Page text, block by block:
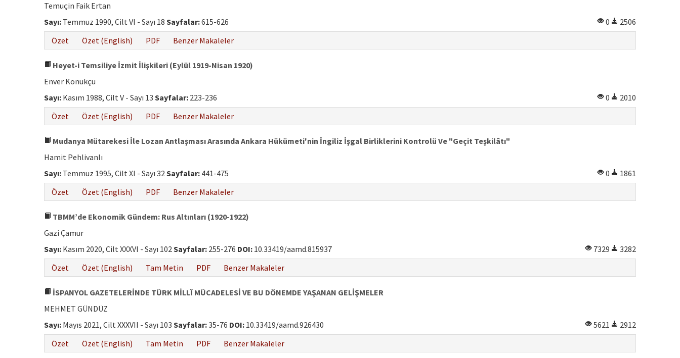
Temuçin Faik Ertan
Sayı: Temmuz 1990, Cilt VI - Sayı 18 Sayfalar:615-626 0
2506
Özet
Özet (English) PDF Benzer Makaleler
Heyet-i Temsiliye İzmit İlişkileri (Eylül 1919-Nisan 1920)
Enver Konukçu
Sayı: Kasım 1988, Cilt V - Sayı 13 Sayfalar: 223-236 0
2010
Özet
Özet (English) PDF Benzer Makaleler
Mudanya Mütarekesi İle Lozan Antlaşması Arasında Ankara Hükümeti'nin İngiliz İşgal Birliklerini Kontrolü Ve "Geçit Teşkilâtı"
Hamit Pehlivanlı
Sayı: Temmuz 1995, Cilt XI - Sayı 32Sayfalar: 441-475 0
1861
Özet
Özet (English) PDF Benzer Makaleler
TBMM’de Ekonomik Gündem: Rus Altınları (1920-1922)
Gazi Çamur
Sayı: Kasım 2020, Cilt XXXVI - Sayı 102Sayfalar: 255-276 DOI: 10.33419/aamd.815937 7329
3282
Özet
Özet (English) Tam Metin PDF Benzer Makaleler
İSPANYOL GAZETELERİNDE TÜRK MİLLÎ MÜCADELESİ VE BU DÖNEMDE YAŞANAN GELİŞMELER
MEHMET GÜNDÜZ
Sayı: Mayıs 2021, Cilt XXXVII - Sayı 103 Sayfalar:35-76 DOI: 10.33419/aamd.926430 5621
2912
Özet
Özet (English) Tam Metin PDF Benzer Makaleler